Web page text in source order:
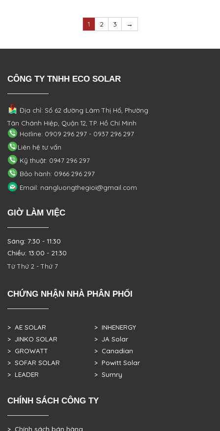
1 2 3 →
CÔNG TY TNHH ECO SOLAR
Địa chỉ: Số 62 đường Lâm Thị Hố, Phường
Tân Chánh Hiệp, Quận 12, TP. Hồ Chí Minh
Hotline: 0909 296 297 - 0937 296 297
Liên hệ tư vấn
Kỹ thuật: 0947 296 297
Bảo hành: 0966 296 297
Email: nangluongthegioi@gmail.com
GIỜ LÀM VIỆC
Sáng: 7:30 - 11:30
Chiều: 13:00 - 21:30
Từ Thứ 2 - Thứ 7
CHỨNG NHẬN NHÀ PHÂN PHỐI
> AE SOLAR
> JINKO SOLAR
> GROWATT
> SOFAR SOLAR
> LEADER
> INHENERGY
> JA Solar
> Canadian
> Powitt Solar
> Sumry
CHÍNH SÁCH CÔNG TY
> Chính sách bán hàng